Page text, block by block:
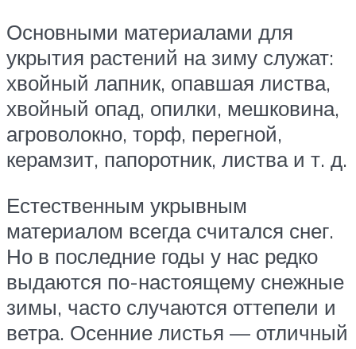
Основными материалами для
укрытия растений на зиму служат:
хвойный лапник, опавшая листва,
хвойный опад, опилки, мешковина,
агроволокно, торф, перегной,
керамзит, папоротник, листва и т. д.
Естественным укрывным
материалом всегда считался снег.
Но в последние годы у нас редко
выдаются по-настоящему снежные
зимы, часто случаются оттепели и
ветра. Осенние листья — отличный